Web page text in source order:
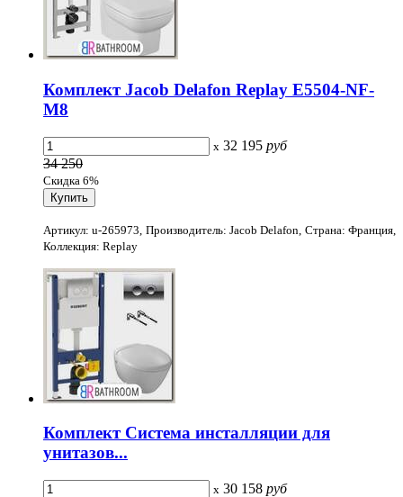
Комплект Jacob Delafon Replay E5504-NF-
M8
x 32 195 руб
34 250
Скидка 6%
Артикул: u-265973, Производитель: Jacob Delafon, Страна: Франция,
Коллекция: Replay
Комплект Система инсталляции для
унитазов...
x 30 158 руб